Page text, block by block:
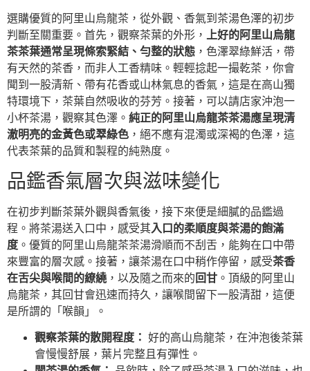
選購優質的阿里山烏龍茶，從外觀、香氣到茶湯色澤的初步
判斷至關重要。首先，觀察茶葉的外形，
上好的阿里山烏龍
茶茶葉通常呈現條索緊結、勻整的狀態 ，色澤翠綠鮮活，帶
有天然的茶香，而非人工香精味。輕輕捻起一撮乾茶，你會
聞到一股清新、帶有花香或山林氣息的香氣，這是在高山獨
特環境下，茶葉自然吸收的芬芳。接著，可以請店家沖泡一
小杯茶湯，觀察其色澤。 純正的阿里山烏龍茶茶湯應呈現清
澈明亮的金黃色或翠綠色 ，絕不應有混濁或深褐的色澤，這
代表茶葉的品質和製程的純熟度。
品鑑香氣層次與滋味變化
在初步判斷茶葉外觀與香氣後，接下來便是細膩的品鑑過
程。將茶湯送入口中，感受其入口的柔順度與茶湯的飽滿
度 。優質的阿里山烏龍茶茶湯滑順而不刮舌，能夠在口中帶
來豐富的層次感。接著，讓茶湯在口中稍作停留，感受茶香
在舌尖與喉間的繚繞 ，以及隨之而來的 回甘 。頂級的阿里山
烏龍茶，其回甘會迅速而持久，讓喉間留下一股清甜，這便
是所謂的「喉韻」。
觀察茶葉的散開程度： 好的高山烏龍茶，在沖泡後茶葉
會慢慢舒展，葉片完整且有彈性。